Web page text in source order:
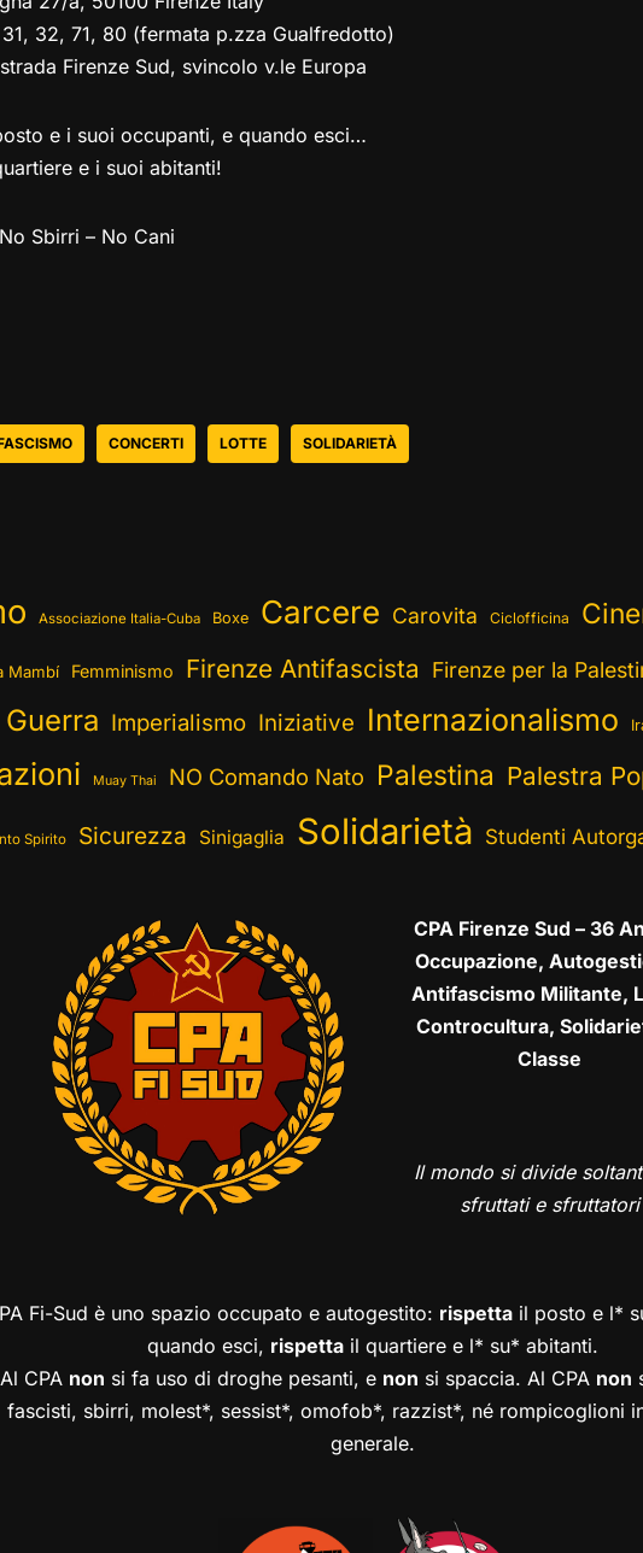
32, 71, 80 (fermata p.zza Gualfredotto)
Firenze Sud, svincolo v.le Europa
e i suoi occupanti, e quando esci…
e i suoi abitanti!
Sbirri – No Cani
CONCERTI LOTTE SOLIDARIETÀ
Associazione Italia-Cuba Boxe Carcere Carovita Ciclofficina
Mambí Femminismo Firenze Antifascista Firenze per la
Guerra Imperialismo Iniziative Internazionalismo
Muay Thai NO Comando Nato Palestina Palestra
Spirito Sicurezza Sinigaglia Solidarietà Studenti
CPA Firenze Sud – 36
Occupazione,
Antifascismo Militante,
Controcultura,
Classe
Il mondo si divide
sfruttati e sfruttatori
Fi-Sud è uno spazio occupato e autogestito: rispettail posto e l*
quando esci, rispetta il quartiere e l* su* abitanti.
Al CPA non si fa uso di droghe pesanti, e non si spaccia. Al CPA non
fascisti, sbirri, molest*, sessist*, omofob*, razzist*, né rompicoglioni
generale.